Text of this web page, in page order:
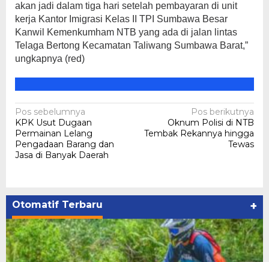
akan jadi dalam tiga hari setelah pembayaran di unit
kerja Kantor Imigrasi Kelas II TPI Sumbawa Besar
Kanwil Kemenkumham NTB yang ada di jalan lintas
Telaga Bertong Kecamatan Taliwang Sumbawa Barat,”
ungkapnya (red)
Navigasi
pos
Pos sebelumnya
KPK Usut Dugaan
Permainan Lelang
Pengadaan Barang dan
Jasa di Banyak Daerah
Pos berikutnya
Oknum Polisi di NTB
Tembak Rekannya hingga
Tewas
Otomatif Terbaru +